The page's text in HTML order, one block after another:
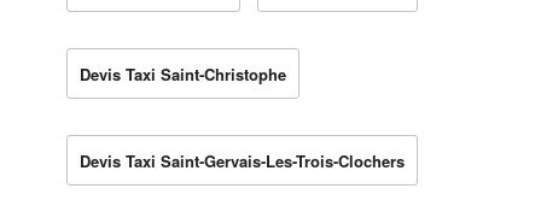
Devis Taxi Saint-Christophe
Devis Taxi Saint-Gervais-Les-Trois-Clochers